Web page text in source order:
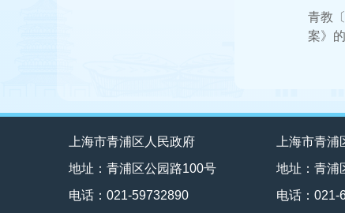
青教
案》
上海市青浦区人民政府
地址：青浦区公园路100号
电话：021-59732890
上海市青浦
地址：青浦
电话：021-